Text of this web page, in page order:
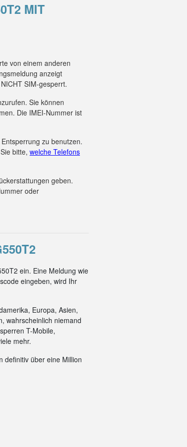
MIT
von einem anderen
anzeigt
SIM-gesperrt.
Sie können
Die IMEI-Nummer ist
zu benutzen.
bitte, welche Telefons
geben.
oder
ein. Eine Meldung wie
eingeben, wird Ihr
Europa, Asien,
wahrscheinlich niemand
T-Mobile,
mehr.
definitiv über eine Million